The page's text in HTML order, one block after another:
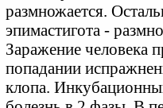
размножается.
эпимастигота -
Заражение человека
попадании
клопа.